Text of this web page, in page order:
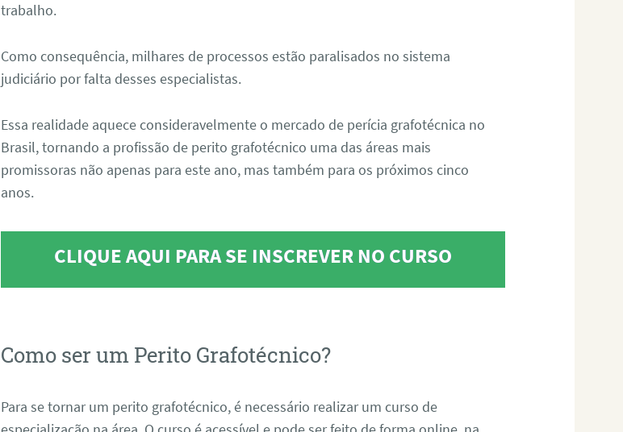
trabalho.
Como consequência, milhares de processos estão paralisados no sistema
judiciário por falta desses especialistas.
Essa realidade aquece consideravelmente o mercado de perícia grafotécnica no
Brasil, tornando a profissão de perito grafotécnico uma das áreas mais
promissoras não apenas para este ano, mas também para os próximos cinco
anos.
CLIQUE AQUI PARA SE INSCREVER NO CURSO
Como ser um Perito Grafotécnico?
Para se tornar um perito grafotécnico, é necessário realizar um curso de